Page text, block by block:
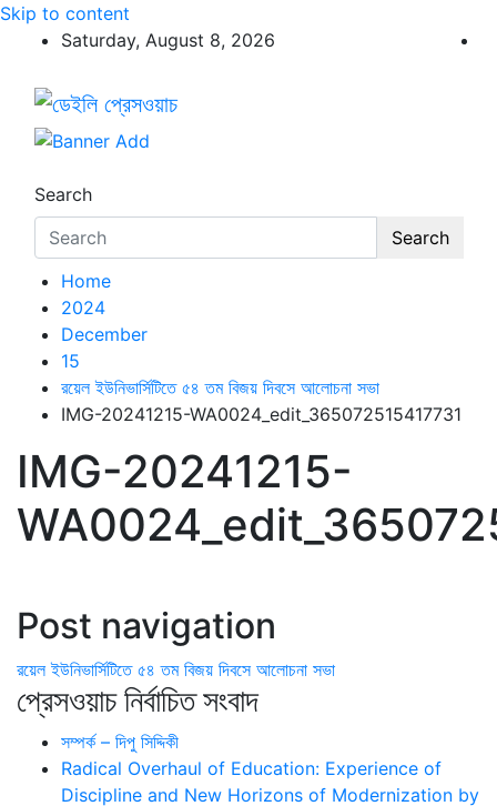
Skip to content
Saturday, August 8, 2026
ডেইলি প্রেসওয়াচ
ডেইলি প্রেসওয়াচ মুক্তিযুদ্ধের চেতনায় উদ্বুদ্ধ মুখপত্র
Search
Search
Home
2024
December
15
রয়েল ইউনিভার্সিটিতে ৫৪ তম বিজয় দিবসে আলোচনা সভা
IMG-20241215-WA0024_edit_365072515417731
IMG-20241215-
Post navigation
রয়েল ইউনিভার্সিটিতে ৫৪ তম বিজয় দিবসে আলোচনা সভা
প্রেসওয়াচ নির্বাচিত সংবাদ
সম্পর্ক – দিপু সিদ্দিকী
Radical Overhaul of Education: Experience of
Discipline and New Horizons of Modernization by